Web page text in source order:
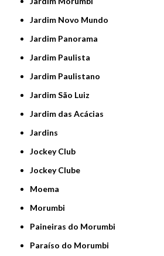
Jardim Novo Mundo
Jardim Panorama
Jardim Paulista
Jardim Paulistano
Jardim São Luiz
Jardim das Acácias
Jardins
Jockey Club
Jockey Clube
Moema
Morumbi
Paineiras do Morumbi
Paraíso do Morumbi